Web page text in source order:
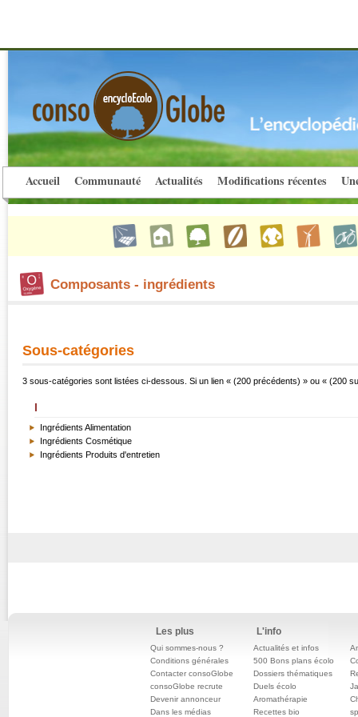
Accueil Communauté Actualités Modifications récentes
Composants - ingrédients
Sous-catégories
3 sous-catégories sont listées ci-dessous. Si un lien « (200 précédents) » ou « (200
I
Ingrédients Alimentation
Ingrédients Cosmétique
Ingrédients Produits d'entretien
Les plus
Qui sommes-nous ?
Conditions générales
Contacter consoGlobe
consoGlobe recrute
Devenir annonceur
Dans les médias
L'info
Actualités et infos
500 Bons plans écolo
Dossiers thématiques
Duels écolo
Aromathérapie
Recettes bio